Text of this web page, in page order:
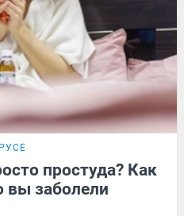
простуда? Как
вы заболели